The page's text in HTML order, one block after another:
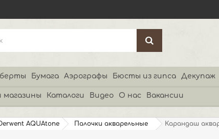
Бумага Аэрографы Бюсты из гипса Декупаж
магазины Каталоги Видео О нас Вакансии
AQUAtone Палочки акварельные
Карандаш